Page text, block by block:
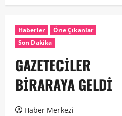
Haberler
Öne Çıkanlar
Son Dakika
GAZETECİLER
BİRARAYA GELDİ
Haber Merkezi